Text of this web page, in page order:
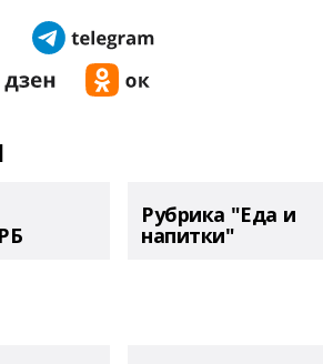
Рубрика "Еда и
напитки"